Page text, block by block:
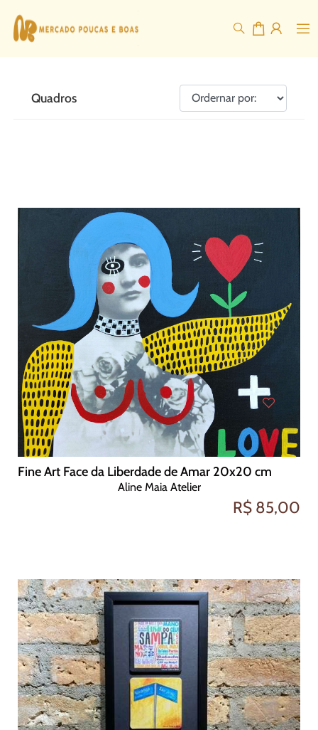
Quadros
Fine Art Face da Liberdade de Amar 20x20 cm
Aline Maia Atelier
R$ 85,00